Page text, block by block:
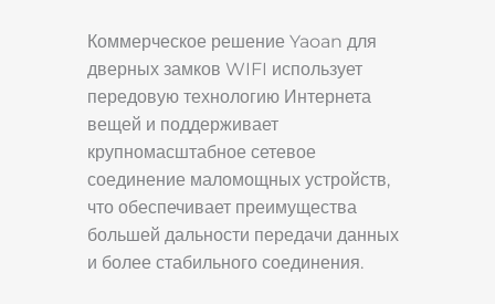
Коммерческое решение Yaoan для
дверных замков WIFI использует
передовую технологию Интернета
вещей и поддерживает
крупномасштабное сетевое
соединение маломощных устройств,
что обеспечивает преимущества
большей дальности передачи данных
и более стабильного соединения.